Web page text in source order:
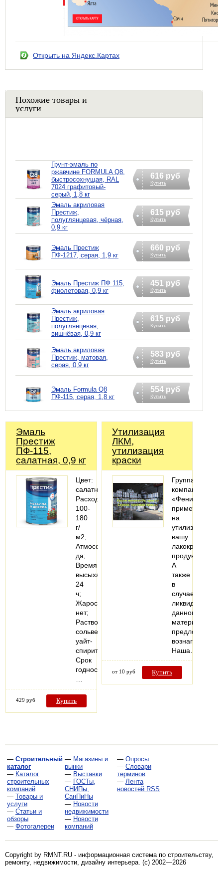
Открыть на Яндекс.Картах
Похожие товары и
услуги
Грунт-эмаль по
ржавчине FORMULA Q8,
быстросохнущая, RAL
7024 графитовый-
серый, 1,8 кг
616 руб
Купить
Эмаль акриловая
Престиж,
полуглянцевая, чёрная,
0,9 кг
615 руб
Купить
Эмаль Престиж
ПФ-1217, серая, 1,9 кг
660 руб
Купить
Эмаль Престиж ПФ 115,
фиолетовая, 0,9 кг
451 руб
Купить
Эмаль акриловая
Престиж,
полуглянцевая,
вишнёвая, 0,9 кг
615 руб
Купить
Эмаль акриловая
Престиж, матовая,
серая, 0,9 кг
583 руб
Купить
Эмаль Formula Q8
ПФ-115, серая, 1,8 кг
554 руб
Купить
Эмаль
Престиж
ПФ-115,
салатная, 0,9 кг
Цвет:
салатный;
Расход:
100-
180
г/
м2;
Атмосферостойкость:
да;
Время
высыхания:
24
ч;
Жаростойкость:
нет;
Растворитель:
сольвент,
уайт-
спирит;
Срок
годности:
429 руб Купить
Утилизация
ЛКМ,
утилизация
краски
Группа
компаний
«Феникс»
примет
на
утилизацию
вашу
лакокрасочную
продукцию.
А
также
в
случае
ликвидности
данного
материала
предложит
Наша…
от 10 руб Купить
— Строительный
каталог
— Каталог
строительных
компаний
— Товары и
услуги
— Статьи и
обзоры
— Фотогалереи
— Магазины и
рынки
— Выставки
— ГОСТы,
СНИПы,
СанПиНы
— Новости
недвижимости
— Новости
компаний
— Опросы
— Словари
терминов
— Лента
новостей RSS
Copyright by RMNT.RU - информационная система по строительству,
ремонту, недвижимости, дизайну интерьера . (c) 2002—2026